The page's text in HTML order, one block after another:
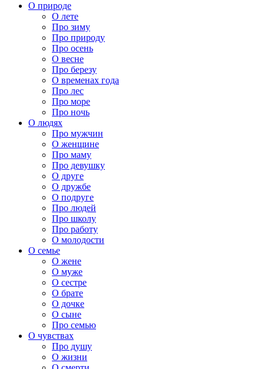
О природе
О лете
Про зиму
Про природу
Про осень
О весне
Про березу
О временах года
Про лес
Про море
Про ночь
О людях
Про мужчин
О женщине
Про маму
Про девушку
О друге
О дружбе
О подруге
Про людей
Про школу
Про работу
О молодости
О семье
О жене
О муже
О сестре
О брате
О дочке
О сыне
Про семью
О чувствах
Про душу
О жизни